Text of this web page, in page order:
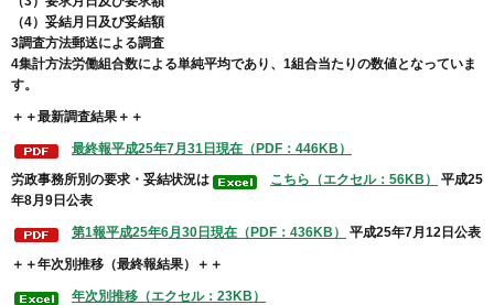
（4）妥結月日及び妥結額
3調査方法郵送による調査
4集計方法労働組合数による単純平均であり、1組合当たりの数値となっていま
す。
＋＋最新調査結果＋＋
最終報平成25年7月31日現在（PDF：446KB）
労政事務所別の要求・妥結状況は こちら（エクセル：56KB）
平成25
年8月9日公表
第1報平成25年6月30日現在（PDF：436KB） 平成25年7月12日公表
＋＋年次別推移（最終報結果）＋＋
年次別推移（エクセル：23KB）